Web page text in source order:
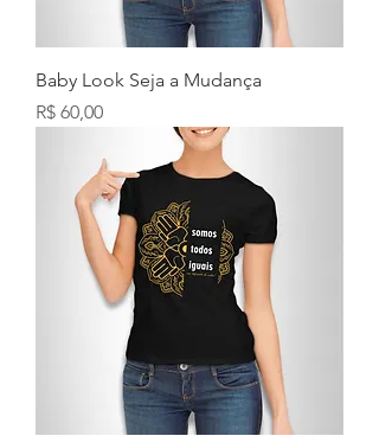
Baby Look Seja a Mudança
Preço
R$ 60,00